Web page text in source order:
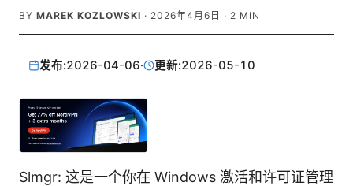
BY MAREK KOZLOWSKI · 2026年4月6日 · 2 MIN
发布:2026-04-06· 更新:2026-05-10
Slmgr: 这是一个你在 Windows 激活和许可证管理